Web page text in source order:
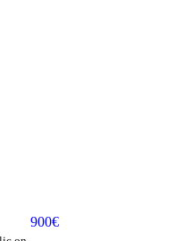
900€